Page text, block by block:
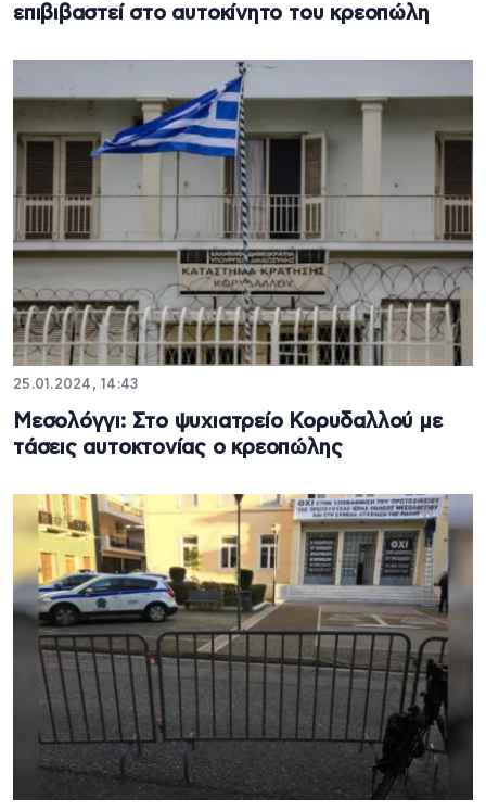
επιβιβαστεί στο αυτοκίνητο του κρεοπώλη
25.01.2024, 14:43
Μεσολόγγι: Στο ψυχιατρείο Κορυδαλλού με
τάσεις αυτοκτονίας ο κρεοπώλης